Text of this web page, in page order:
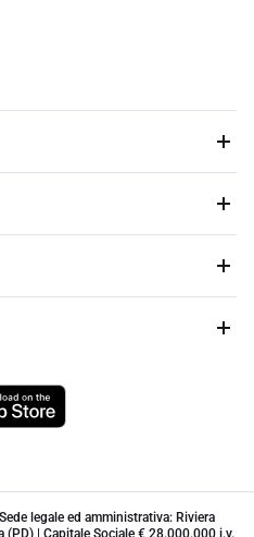
legale ed amministrativa: Riviera
| Capitale Sociale € 28.000.000 i.v.